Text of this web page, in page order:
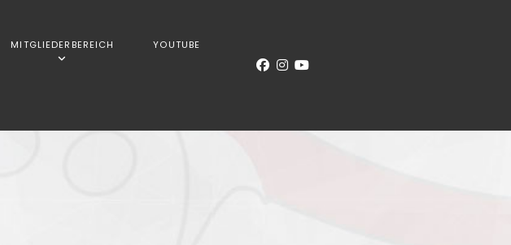
MITGLIEDERBEREICH YOUTUBE